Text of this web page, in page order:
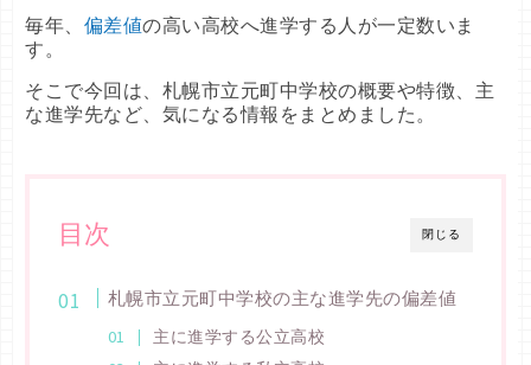
毎年、 偏差値の高い高校へ進学する人が一定数いま
す。
そこで今回は、札幌市立元町中学校の概要や特徴、主
な進学先など、気になる情報をまとめました。
閉じる
目次
札幌市立元町中学校の主な進学先の偏差値
主に進学する公立高校